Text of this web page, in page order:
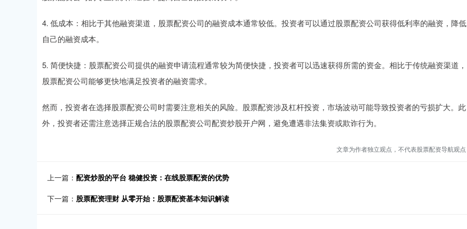
4. 低成本：相比于其他融资渠道，股票配资公司的融资成本通常较低。投资者可以通过股票配资公司获得低利率的融资，降低
自己的融资成本。
5. 简便快捷：股票配资公司提供的融资申请流程通常较为简便快捷，投资者可以迅速获得所需的资金。相比于传统融资渠道，
股票配资公司能够更快地满足投资者的融资需求。
然而，投资者在选择股票配资公司时需要注意相关的风险。股票配资涉及杠杆投资，市场波动可能导致投资者的亏损扩大。此
外，投资者还需注意选择正规合法的股票配资公司配资炒股开户网，避免遭遇非法集资或欺诈行为。
文章为作者独立观点，不代表股票配资导航观点
上一篇： 配资炒股的平台 稳健投资：在线股票配资的优势
下一篇： 股票配资理财 从零开始：股票配资基本知识解读